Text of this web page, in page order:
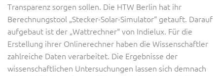
Transparenz sorgen sollen. Die HTW Berlin hat ihr
Berechnungstool „Stecker-Solar-Simulator“ getauft. Darauf
aufgebaut ist der „Wattrechner“ von Indielux. Für die
Erstellung ihrer Onlinerechner haben die Wissenschaftler
zahlreiche Daten verarbeitet. Die Ergebnisse der
wissenschaftlichen Untersuchungen lassen sich demnach